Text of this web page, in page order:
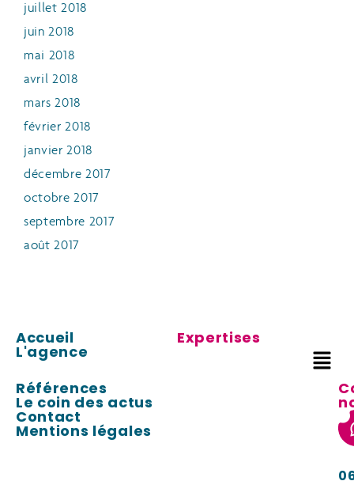
juillet 2018
juin 2018
mai 2018
avril 2018
mars 2018
février 2018
janvier 2018
décembre 2017
octobre 2017
septembre 2017
août 2017
Accueil
L'agence
Expertises
Références
Le coin des actus
Contact
Mentions légales